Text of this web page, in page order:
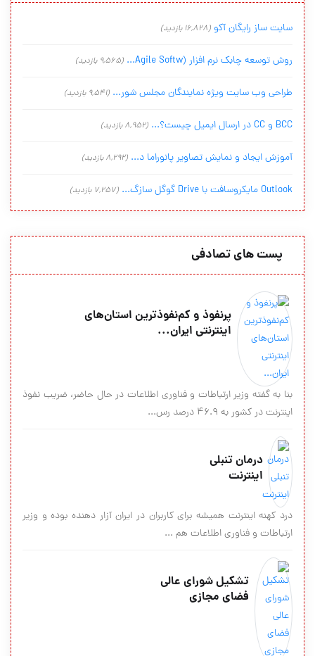
سایت ساز رایگان آکو (16,828 بازدید)
روش توسعه چابک نرم افزار (Agile Softw... (9,565 بازدید)
طراحی وب سایت ویژه نمایندگان مجلس شور... (9,541 بازدید)
BCC و CC در ارسال ایمیل چیست؟... (8,952 بازدید)
آموزش ایجاد و نمایش تصاویر پانوراما د... (8,292 بازدید)
Outlook مایکروسافت با Drive گوگل سازگ... (7,257 بازدید)
پست های تصادفی
پرنفوذ‌ و كم‌نفوذ‌ترين استان‌های
اينترنتی ایران...
بنا به گفته وزير ارتباطات و فناوري اطلاعات در حال حاضر، ضريب نفوذ
اينترنت در كشور به ۴۶.۹ درصد رس...
درمان تنبلی
اینترنت
درد کهنه اینترنت همیشه برای کاربران در ایران آزار دهنده بوده و وزیر
ارتباطات و فناوری اطلاعات هم ...
تشكیل شورای عالی
فضای مجازی